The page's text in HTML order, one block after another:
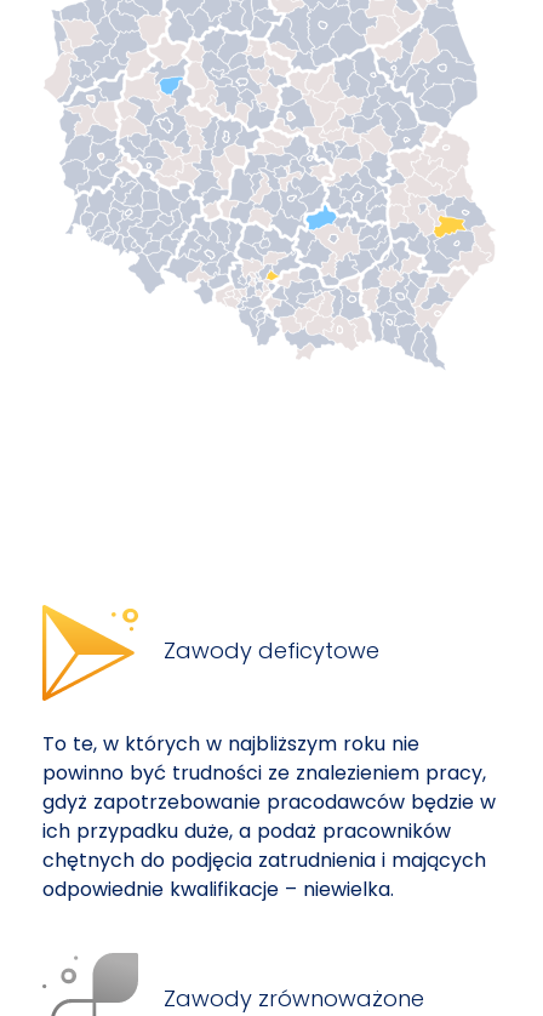
Zawody deficytowe
To te, w których w najbliższym roku nie
powinno być trudności ze znalezieniem pracy,
gdyż zapotrzebowanie pracodawców będzie w
ich przypadku duże, a podaż pracowników
chętnych do podjęcia zatrudnienia i mających
odpowiednie kwalifikacje – niewielka.
Zawody zrównoważone